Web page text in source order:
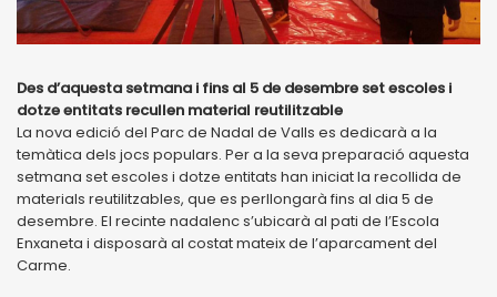
Des d’aquesta setmana i fins al 5 de desembre set escoles i
dotze entitats recullen material reutilitzable
La nova edició del Parc de Nadal de Valls es dedicarà a la
temàtica dels jocs populars. Per a la seva preparació aquesta
setmana set escoles i dotze entitats han iniciat la recollida de
materials reutilitzables, que es perllongarà fins al dia 5 de
desembre. El recinte nadalenc s’ubicarà al pati de l’Escola
Enxaneta i disposarà al costat mateix de l’aparcament del
Carme.